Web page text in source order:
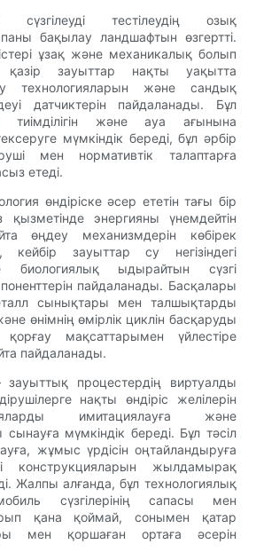
тестілеудің озық
бақылау ландшафтын өзгертті.
ұзақ және механикалық болып
зауыттар нақты уақытта
технологияларын және сандық
датчиктерін пайдаланады. Бұл
тиімділігін және ауа ағынына
мүмкіндік береді, бұл әрбір
мен нормативтік талаптарға
етеді.
өндіріске әсер ететін тағы бір
энергияны үнемдейтін
өңдеу механизмдерін көбірек
кейбір зауыттар су негізіндегі
биологиялық ыдырайтын сүзгі
пайдаланады. Басқалары
сынықтары мен талшықтарды
өнімнің өмірлік циклін басқаруды
мақсаттарымен үйлестіре
пайдаланады.
процестердің виртуалды
нақты өндіріс желілерін
имитациялауға және
мүмкіндік береді. Бұл тәсіл
жұмыс үрдісін оңтайландыруға
конструкцияларын жылдамырақ
Жалпы алғанда, бұл технологиялық
сүзгілерінің сапасы мен
қана қоймай, сонымен қатар
мен қоршаған ортаға әсерін